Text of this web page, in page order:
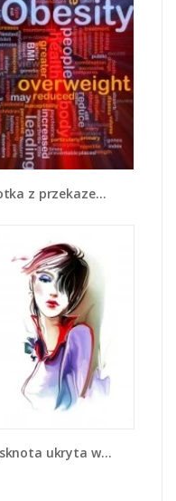
z przekazem - GR400
ukryta w spojrzeniu - GR520